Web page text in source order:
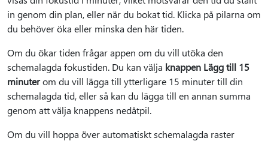
in genom din plan, eller när du bokat tid. Klicka på pilarna om
du behöver öka eller minska den här tiden.
Om du ökar tiden frågar appen om du vill utöka den
schemalagda fokustiden. Du kan välja knappen Lägg till 15
minuterom du vill lägga till ytterligare 15 minuter till din
schemalagda tid, eller så kan du lägga till en annan summa
genom att välja knappens nedåtpil.
Om du vill hoppa över automatiskt schemalagda raster